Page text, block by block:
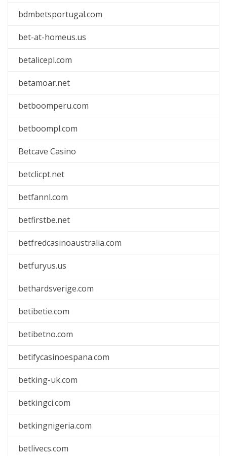
bdmbetsportugal.com
bet-at-homeus.us
betalicepl.com
betamoar.net
betboomperu.com
betboompl.com
Betcave Casino
betclicpt.net
betfannl.com
betfirstbe.net
betfredcasinoaustralia.com
betfuryus.us
bethardsverige.com
betibetie.com
betibetno.com
betifycasinoespana.com
betking-uk.com
betkingci.com
betkingnigeria.com
betlivecs.com